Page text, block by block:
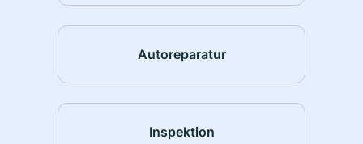
Autoreparatur
Inspektion